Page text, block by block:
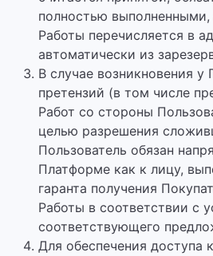
полностью
Работы перечисляется в
автоматически из
В случае возникновения у
претензий (в том числе
Работ со стороны
целью разрешения
Пользователь обязан
Платформе как к лицу,
гаранта получения
Работы в соответствии с
соответствующего
Для обеспечения доступа